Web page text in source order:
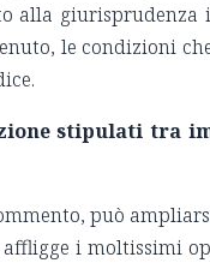
alla giurisprudenza
le condizioni
stipulati tra
può
i moltissimi